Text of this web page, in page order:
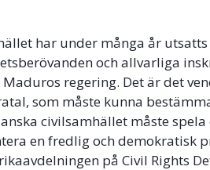
har under många år
och allvarliga
regering. Det är det
som måste kunna
civilsamhället måste
en fredlig och demokratisk
på Civil Rights